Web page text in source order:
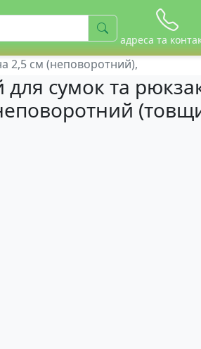
адреса та
2,5 см (неповоротний),
сумок та